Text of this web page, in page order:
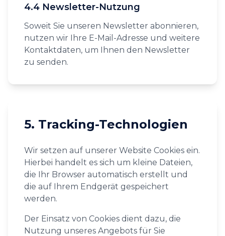
4.4 Newsletter-Nutzung
Soweit Sie unseren Newsletter abonnieren,
nutzen wir Ihre E-Mail-Adresse und weitere
Kontaktdaten, um Ihnen den Newsletter
zu senden.
5. Tracking-Technologien
Wir setzen auf unserer Website Cookies ein.
Hierbei handelt es sich um kleine Dateien,
die Ihr Browser automatisch erstellt und
die auf Ihrem Endgerät gespeichert
werden.
Der Einsatz von Cookies dient dazu, die
Nutzung unseres Angebots für Sie